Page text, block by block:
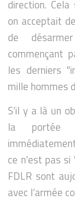
direction.
on acceptait
de
commençant
les derniers
mille hommes
S’il y a là un
la portée
ce n’est pas
FDLR sont
avec l’armée